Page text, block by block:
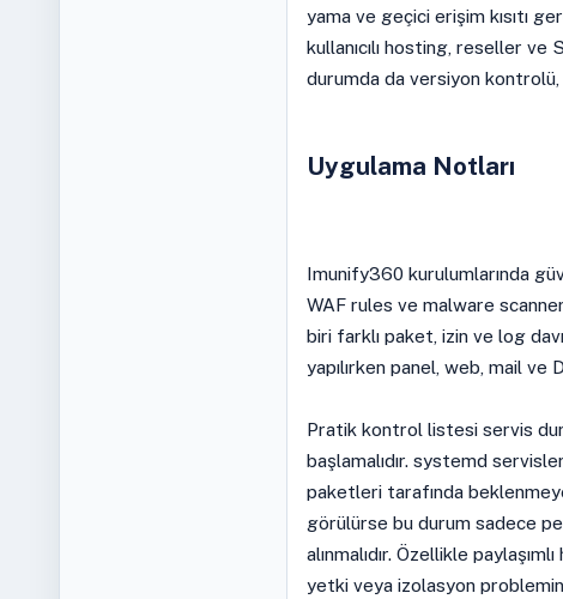
yama ve geçici erişim kısıtı
kullanıcılı hosting, reseller ve
durumda da versiyon kontrolü,
Uygulama Notları
Imunify360 kurulumlarında
WAF rules ve malware
biri farklı paket, izin ve log
yapılırken panel, web, mail
Pratik kontrol listesi servis
başlamalıdır. systemd
paketleri tarafında
görülürse bu durum sadece
alınmalıdır. Özellikle
yetki veya izolasyon